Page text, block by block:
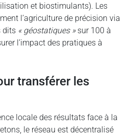
et biostimulants). Les
l’agriculture de précision via
dits « géostatiques »sur 100 à
l’impact des pratiques à
locale des résultats face à la
le réseau est décentralisé